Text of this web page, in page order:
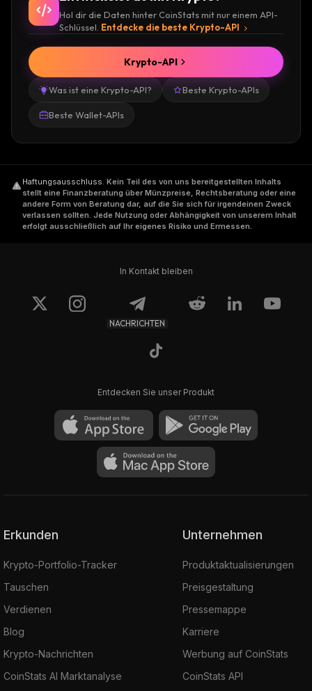
Hol dir die Daten hinter CoinStats mit nur einem API-
Schlüssel. Entdecke die beste Krypto-API
Was ist eine Krypto-API? Beste Krypto-APIs
Beste Wallet-APIs
Krypto-API
Haftungsausschluss. Kein Teil des von uns bereitgestellten Inhalts
stellt eine Finanzberatung über Münzpreise, Rechtsberatung oder eine
andere Form von Beratung dar, auf die Sie sich für irgendeinen Zweck
verlassen sollten. Jede Nutzung oder Abhängigkeit von unserem Inhalt
erfolgt ausschließlich auf Ihr eigenes Risiko und Ermessen.
In Kontakt bleiben
NACHRICHTEN
Entdecken Sie unser Produkt
Erkunden
Krypto-Portfolio-Tracker
Tauschen
Verdienen
Blog
Krypto-Nachrichten
CoinStats AI Marktanalyse
Unternehmen
Produktaktualisierungen
Preisgestaltung
Pressemappe
Karriere
Werbung auf CoinStats
CoinStats API